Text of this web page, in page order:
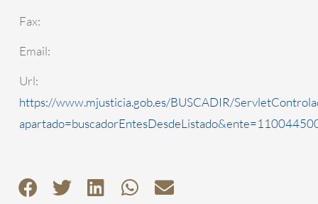
Fax:
Email:
Url:
https://www.mjusticia.gob.es/BUSCADIR/